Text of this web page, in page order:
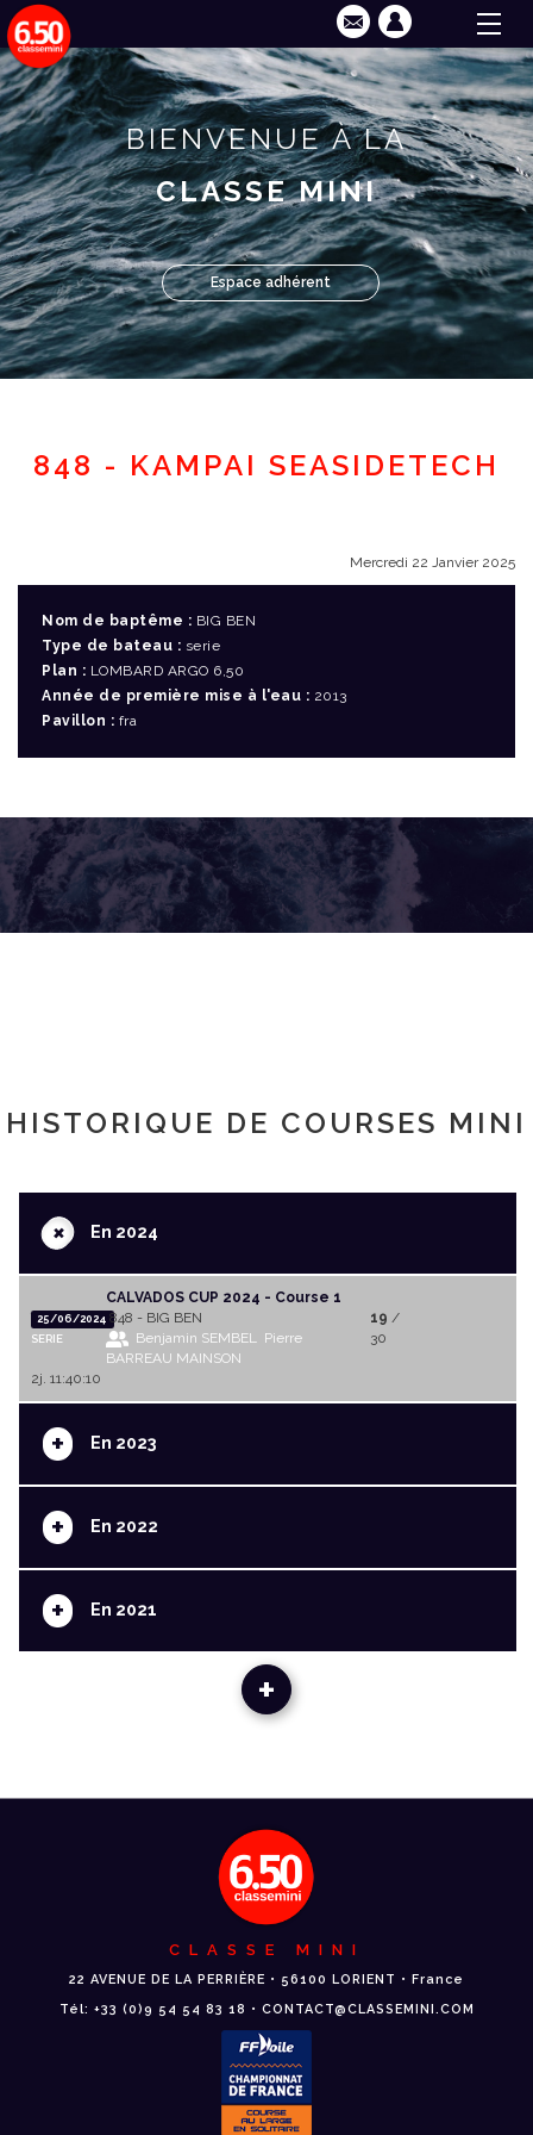
BIENVENUE À LA
CLASSE MINI
Espace adhérent
848 - KAMPAI SEASIDETECH
Mercredi 22 Janvier 2025
Nom de baptême : BIG BEN
Type de bateau : serie
Plan : LOMBARD ARGO 6,50
Année de première mise à l'eau : 2013
Pavillon : fra
HISTORIQUE DE COURSES MINI
+En 2024
25/06/2024
SERIE
CALVADOS CUP 2024 - Course 1
848 - BIG BEN
Benjamin SEMBEL Pierre
BARREAU MAINSON
19 /
30
2j. 11:40:10
+ En 2023
+ En 2022
+ En 2021
+
CLASSE MINI
22 AVENUE DE LA PERRIÈRE • 56100 LORIENT • France
Tél: +33 (0)9 54 54 83 18 • CONTACT@CLASSEMINI.COM